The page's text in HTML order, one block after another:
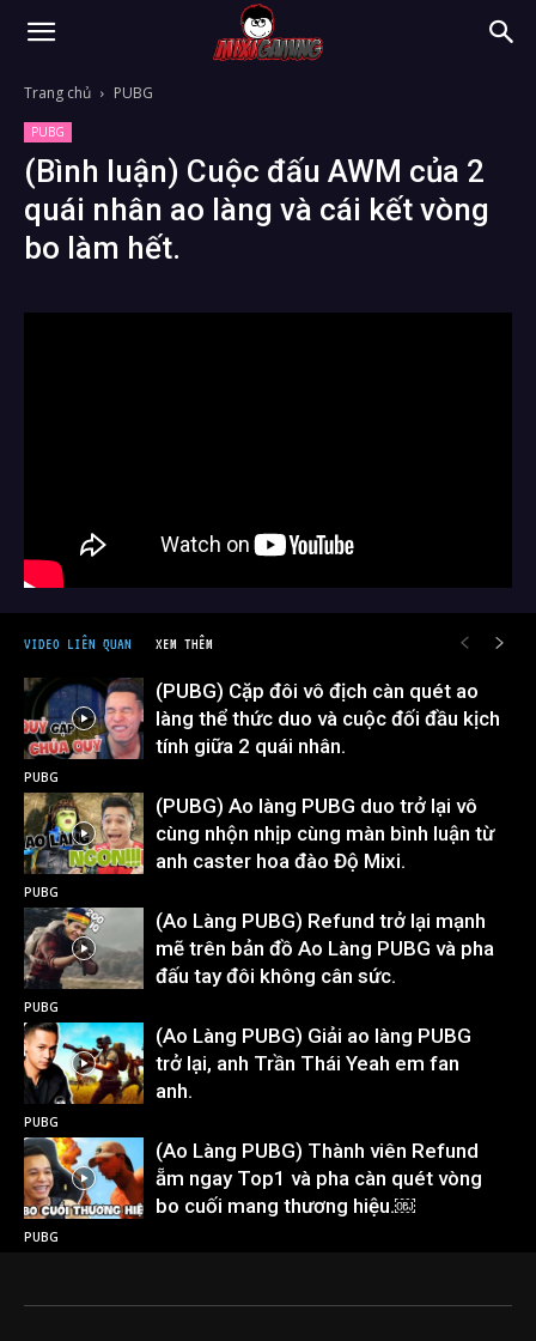
Trang chủ PUBG
PUBG
(Bình luận) Cuộc đấu AWM của 2
quái nhân ao làng và cái kết vòng
bo làm hết.
VIDEO LIÊN QUAN XEM THÊM
PUBG
(PUBG) Cặp đôi vô địch càn quét ao
làng thể thức duo và cuộc đối đầu kịch
tính giữa 2 quái nhân.
PUBG
(PUBG) Ao làng PUBG duo trở lại vô
cùng nhộn nhịp cùng màn bình luận từ
anh caster hoa đào Độ Mixi.
PUBG
(Ao Làng PUBG) Refund trở lại mạnh
mẽ trên bản đồ Ao Làng PUBG và pha
đấu tay đôi không cân sức.
PUBG
(Ao Làng PUBG) Giải ao làng PUBG
trở lại, anh Trần Thái Yeah em fan
anh.
PUBG
(Ao Làng PUBG) Thành viên Refund
ẵm ngay Top1 và pha càn quét vòng
bo cuối mang thương hiệu.￼